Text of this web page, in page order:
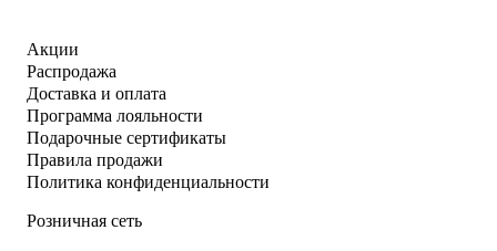
Акции
Распродажа
Доставка и оплата
Программа лояльности
Подарочные сертификаты
Правила продажи
Политика конфиденциальности
Розничная сеть